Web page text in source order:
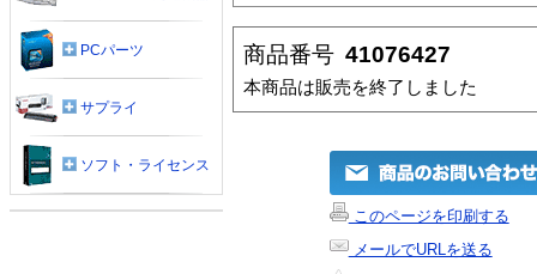
商品番号 41076427
本商品は販売を終了しました
このページを印刷する
メールでURLを送る
PCパーツ
サプライ
ソフト・ライセンス